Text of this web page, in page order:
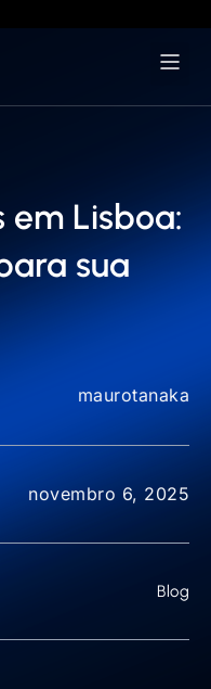
em Lisboa:
sua
maurotanaka
novembro 6, 2025
Blog